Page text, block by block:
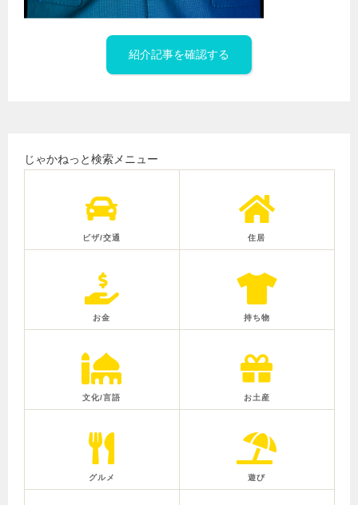
紹介記事を確認する
じゃかねっと検索メニュー
ビザ/交通 住居
お金 持ち物
文化/言語 お土産
グルメ 遊び